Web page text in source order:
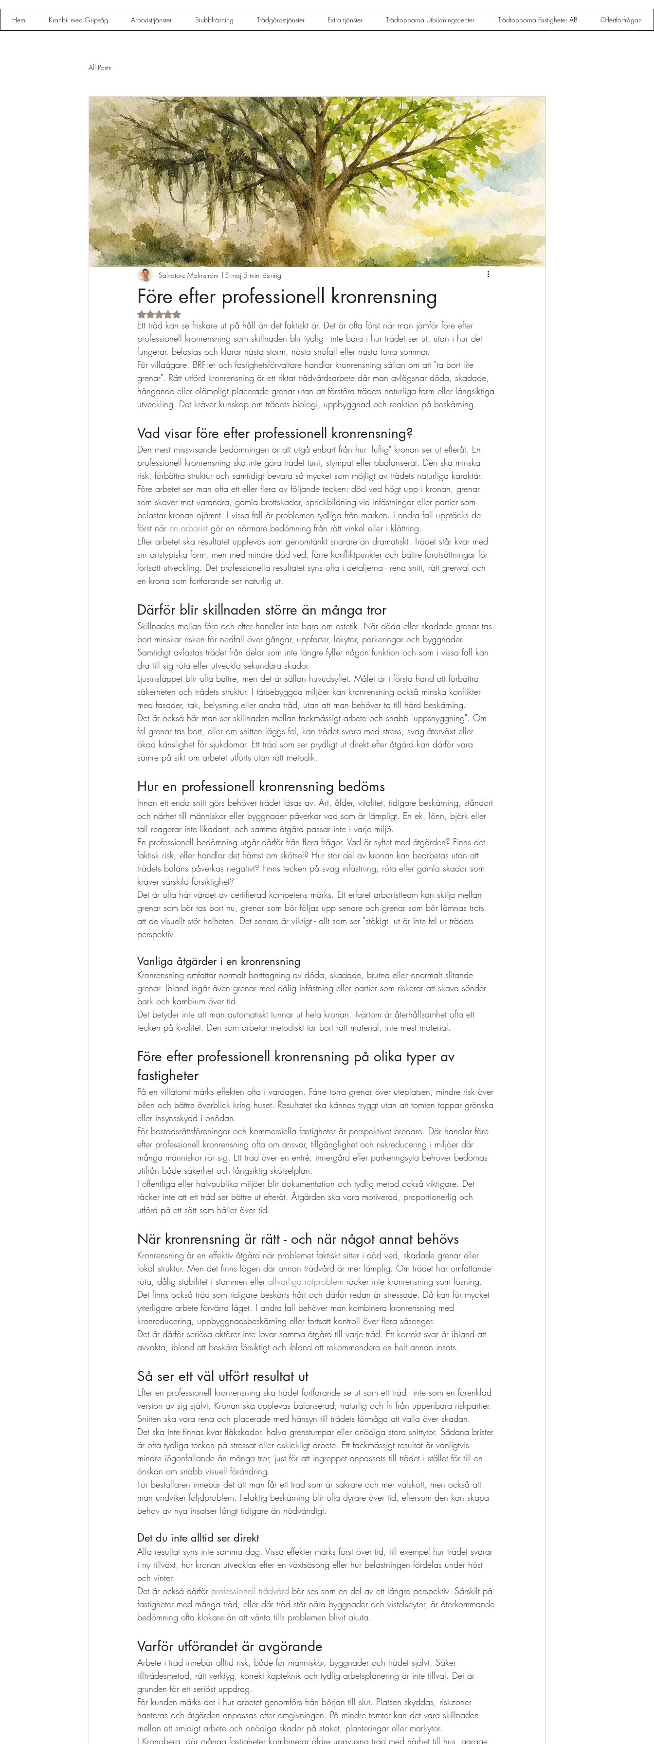
Hem Kranbil med Gripsåg Arboristtjänster Stubbfräsning Trädgårdstjänster Extra tjänster Trädtopparna Utbildningscenter Trädtopparna Fastigheter AB Offertförfrågan
All Posts
Före efter professionell kronrensning
Salvatore Malmström 15 maj 5 min läsning
Betygsatt till NaN av 5 stjärnor.
Ett träd kan se friskare ut på håll än det faktiskt är. Det är ofta först när man jämför före efter
professionell kronrensning som skillnaden blir tydlig - inte bara i hur trädet ser ut, utan i hur det
fungerar, belastas och klarar nästa storm, nästa snöfall eller nästa torra sommar.
För villaägare, BRF:er och fastighetsförvaltare handlar kronrensning sällan om att "ta bort lite
grenar". Rätt utförd kronrensning är ett riktat trädvårdsarbete där man avlägsnar döda, skadade,
hängande eller olämpligt placerade grenar utan att förstöra trädets naturliga form eller långsiktiga
utveckling. Det kräver kunskap om trädets biologi, uppbyggnad och reaktion på beskärning.
Vad visar före efter professionell kronrensning?
Den mest missvisande bedömningen är att utgå enbart från hur "luftig" kronan ser ut efteråt. En
professionell kronrensning ska inte göra trädet tunt, stympat eller obalanserat. Den ska minska
risk, förbättra struktur och samtidigt bevara så mycket som möjligt av trädets naturliga karaktär.
Före arbetet ser man ofta ett eller flera av följande tecken: död ved högt upp i kronan, grenar
som skaver mot varandra, gamla brottskador, sprickbildning vid infästningar eller partier som
belastar kronan ojämnt. I vissa fall är problemen tydliga från marken. I andra fall upptäcks de
först när en arborist gör en närmare bedömning från rätt vinkel eller i klättring.
Efter arbetet ska resultatet upplevas som genomtänkt snarare än dramatiskt. Trädet står kvar med
sin artstypiska form, men med mindre död ved, färre konfliktpunkter och bättre förutsättningar för
fortsatt utveckling. Det professionella resultatet syns ofta i detaljerna - rena snitt, rätt grenval och
en krona som fortfarande ser naturlig ut.
Därför blir skillnaden större än många tror
Skillnaden mellan före och efter handlar inte bara om estetik. När döda eller skadade grenar tas
bort minskar risken för nedfall över gångar, uppfarter, lekytor, parkeringar och byggnader.
Samtidigt avlastas trädet från delar som inte längre fyller någon funktion och som i vissa fall kan
dra till sig röta eller utveckla sekundära skador.
Ljusinsläppet blir ofta bättre, men det är sällan huvudsyftet. Målet är i första hand att förbättra
säkerheten och trädets struktur. I tätbebyggda miljöer kan kronrensning också minska konflikter
med fasader, tak, belysning eller andra träd, utan att man behöver ta till hård beskärning.
Det är också här man ser skillnaden mellan fackmässigt arbete och snabb "uppsnyggning". Om
fel grenar tas bort, eller om snitten läggs fel, kan trädet svara med stress, svag återväxt eller
ökad känslighet för sjukdomar. Ett träd som ser prydligt ut direkt efter åtgärd kan därför vara
sämre på sikt om arbetet utförts utan rätt metodik.
Hur en professionell kronrensning bedöms
Innan ett enda snitt görs behöver trädet läsas av. Art, ålder, vitalitet, tidigare beskärning, ståndort
och närhet till människor eller byggnader påverkar vad som är lämpligt. En ek, lönn, björk eller
tall reagerar inte likadant, och samma åtgärd passar inte i varje miljö.
En professionell bedömning utgår därför från flera frågor. Vad är syftet med åtgärden? Finns det
faktisk risk, eller handlar det främst om skötsel? Hur stor del av kronan kan bearbetas utan att
trädets balans påverkas negativt? Finns tecken på svag infästning, röta eller gamla skador som
kräver särskild försiktighet?
Det är ofta här värdet av certifierad kompetens märks. Ett erfaret arboristteam kan skilja mellan
grenar som bör tas bort nu, grenar som bör följas upp senare och grenar som bör lämnas trots
att de visuellt stör helheten. Det senare är viktigt - allt som ser "stökigt" ut är inte fel ur trädets
perspektiv.
Vanliga åtgärder i en kronrensning
Kronrensning omfattar normalt borttagning av döda, skadade, brutna eller onormalt slitande
grenar. Ibland ingår även grenar med dålig infästning eller partier som riskerar att skava sönder
bark och kambium över tid.
Det betyder inte att man automatiskt tunnar ut hela kronan. Tvärtom är återhållsamhet ofta ett
tecken på kvalitet. Den som arbetar metodiskt tar bort rätt material, inte mest material.
Före efter professionell kronrensning på olika typer av
fastigheter
På en villatomt märks effekten ofta i vardagen. Färre torra grenar över uteplatsen, mindre risk över
bilen och bättre överblick kring huset. Resultatet ska kännas tryggt utan att tomten tappar grönska
eller insynsskydd i onödan.
För bostadsrättsföreningar och kommersiella fastigheter är perspektivet bredare. Där handlar före
efter professionell kronrensning ofta om ansvar, tillgänglighet och riskreducering i miljöer där
många människor rör sig. Ett träd över en entré, innergård eller parkeringsyta behöver bedömas
utifrån både säkerhet och långsiktig skötselplan.
I offentliga eller halvpublika miljöer blir dokumentation och tydlig metod också viktigare. Det
räcker inte att ett träd ser bättre ut efteråt. Åtgärden ska vara motiverad, proportionerlig och
utförd på ett sätt som håller över tid.
När kronrensning är rätt - och när något annat behövs
Kronrensning är en effektiv åtgärd när problemet faktiskt sitter i död ved, skadade grenar eller
lokal struktur. Men det finns lägen där annan trädvård är mer lämplig. Om trädet har omfattande
röta, dålig stabilitet i stammen eller allvarliga rotproblem räcker inte kronrensning som lösning.
Det finns också träd som tidigare beskärts hårt och därför redan är stressade. Då kan för mycket
ytterligare arbete förvärra läget. I andra fall behöver man kombinera kronrensning med
kronreducering, uppbyggnadsbeskärning eller fortsatt kontroll över flera säsonger.
Det är därför seriösa aktörer inte lovar samma åtgärd till varje träd. Ett korrekt svar är ibland att
avvakta, ibland att beskära försiktigt och ibland att rekommendera en helt annan insats.
Så ser ett väl utfört resultat ut
Efter en professionell kronrensning ska trädet fortfarande se ut som ett träd - inte som en förenklad
version av sig självt. Kronan ska upplevas balanserad, naturlig och fri från uppenbara riskpartier.
Snitten ska vara rena och placerade med hänsyn till trädets förmåga att valla över skadan.
Det ska inte finnas kvar fläkskador, halva grenstumpar eller onödiga stora snittytor. Sådana brister
är ofta tydliga tecken på stressat eller oskickligt arbete. Ett fackmässigt resultat är vanligtvis
mindre iögonfallande än många tror, just för att ingreppet anpassats till trädet i stället för till en
önskan om snabb visuell förändring.
För beställaren innebär det att man får ett träd som är säkrare och mer välskött, men också att
man undviker följdproblem. Felaktig beskärning blir ofta dyrare över tid, eftersom den kan skapa
behov av nya insatser långt tidigare än nödvändigt.
Det du inte alltid ser direkt
Alla resultat syns inte samma dag. Vissa effekter märks först över tid, till exempel hur trädet svarar
i ny tillväxt, hur kronan utvecklas efter en växtsäsong eller hur belastningen fördelas under höst
och vinter.
Det är också därför professionell trädvård bör ses som en del av ett längre perspektiv. Särskilt på
fastigheter med många träd, eller där träd står nära byggnader och vistelseytor, är återkommande
bedömning ofta klokare än att vänta tills problemen blivit akuta.
Varför utförandet är avgörande
Arbete i träd innebär alltid risk, både för människor, byggnader och trädet självt. Säker
tillträdesmetod, rätt verktyg, korrekt kapteknik och tydlig arbetsplanering är inte tillval. Det är
grunden för ett seriöst uppdrag.
För kunden märks det i hur arbetet genomförs från början till slut. Platsen skyddas, riskzoner
hanteras och åtgärden anpassas efter omgivningen. På mindre tomter kan det vara skillnaden
mellan ett smidigt arbete och onödiga skador på staket, planteringar eller markytor.
I Kronoberg, där många fastigheter kombinerar äldre uppvuxna träd med närhet till hus, garage